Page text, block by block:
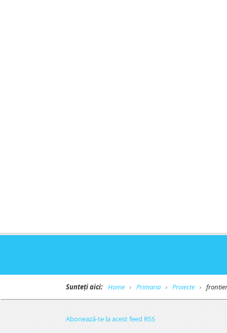
Sunteți aici: Home Primaria Proiecte
Abonează-te la acest feed RSS